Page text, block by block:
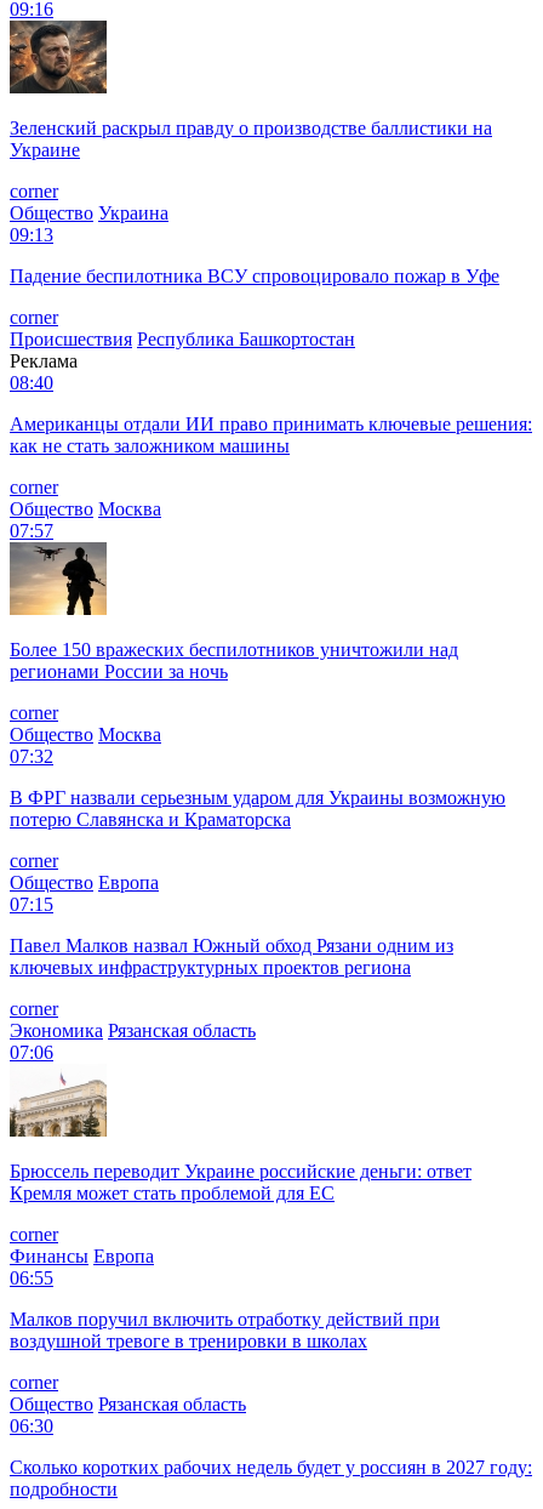
09:16
Зеленский раскрыл правду о производстве баллистики на
Украине
corner
Общество Украина
09:13
Падение беспилотника ВСУ спровоцировало пожар в Уфе
corner
Происшествия Республика Башкортостан
Реклама
08:40
Американцы отдали ИИ право принимать ключевые решения:
как не стать заложником машины
corner
Общество Москва
07:57
Более 150 вражеских беспилотников уничтожили над
регионами России за ночь
corner
Общество Москва
07:32
В ФРГ назвали серьезным ударом для Украины возможную
потерю Славянска и Краматорска
corner
Общество Европа
07:15
Павел Малков назвал Южный обход Рязани одним из
ключевых инфраструктурных проектов региона
corner
Экономика Рязанская область
07:06
Брюссель переводит Украине российские деньги: ответ
Кремля может стать проблемой для EC
corner
Финансы Европа
06:55
Малков поручил включить отработку действий при
воздушной тревоге в тренировки в школах
corner
Общество Рязанская область
06:30
Сколько коротких рабочих недель будет у россиян в 2027 году:
подробности